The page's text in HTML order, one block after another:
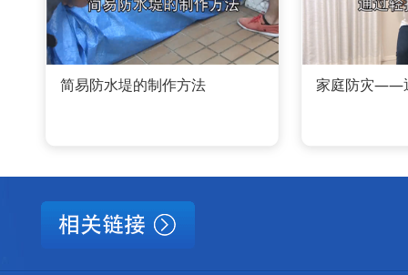
简易防水堤的制作方法 家庭防灾——